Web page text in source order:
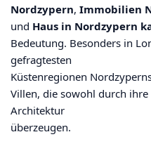
Nordzypern, Immobilien
und Haus in Nordzypern
Bedeutung. Besonders in
gefragtesten
Küstenregionen
Villen, die sowohl durch
Architektur
überzeugen.